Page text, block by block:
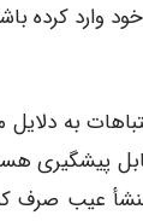
وارد کرده
به دلایل
پیشگیری
عیب صرف